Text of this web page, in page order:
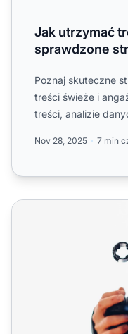
Jak utrzymać
sprawdzone
Poznaj skuteczne
treści świeże i
treści, analizie
Nov 28, 2025 7 min
6 wskazówek, jak